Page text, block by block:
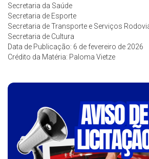
Secretaria da Saúde
Secretaria de Esporte
Secretaria de Transporte e Serviços
Secretaria de Cultura
Data de Publicação: 6 de fevereiro de 2026
Crédito da Matéria: Paloma Vietze